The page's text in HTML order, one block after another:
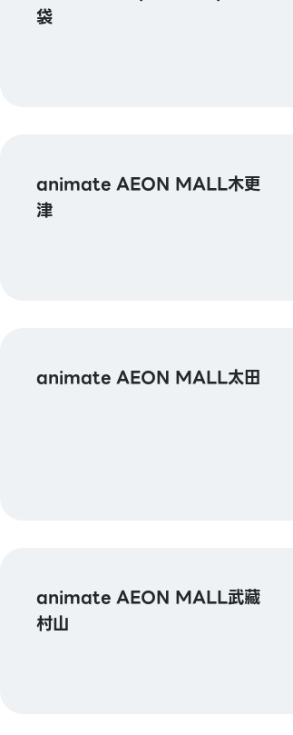
袋
animate AEON MALL木更
津
animate AEON MALL太田
animate AEON MALL武藏
村山